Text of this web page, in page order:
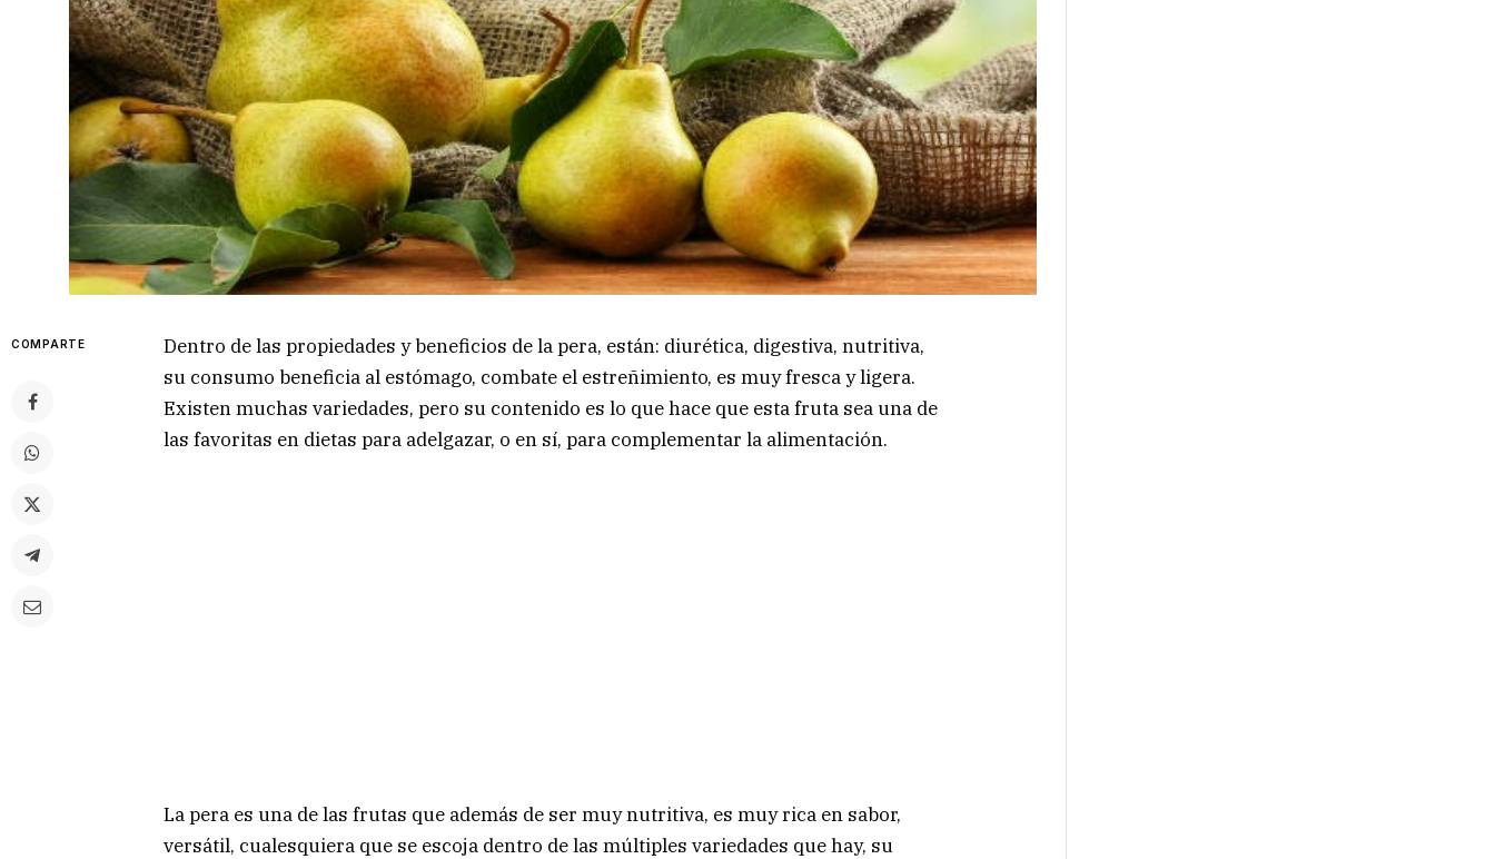
COMPARTE
Dentro de las propiedades y beneficios de la pera, están: diurética, digestiva, nutritiva,
su consumo beneficia al estómago, combate el estreñimiento, es muy fresca y ligera.
Existen muchas variedades, pero su contenido es lo que hace que esta fruta sea una de
las favoritas en dietas para adelgazar, o en sí, para complementar la alimentación.
La pera es una de las frutas que además de ser muy nutritiva, es muy rica en sabor,
versátil, cualesquiera que se escoja dentro de las múltiples variedades que hay, su